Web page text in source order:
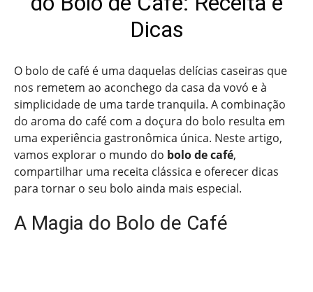
Dicas
O bolo de café é uma daquelas delícias caseiras que
nos remetem ao aconchego da casa da vovó e à
simplicidade de uma tarde tranquila. A combinação
do aroma do café com a doçura do bolo resulta em
uma experiência gastronômica única. Neste artigo,
vamos explorar o mundo do bolo de café,
compartilhar uma receita clássica e oferecer dicas
para tornar o seu bolo ainda mais especial.
A Magia do Bolo de Café